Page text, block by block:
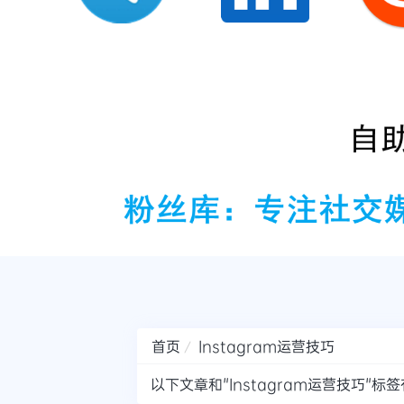
首页
Instagram运营技巧
以下文章和"Instagram运营技巧"标签